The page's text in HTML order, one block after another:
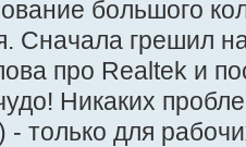
большого
Сначала грешил
про Realtek и
Никаких
- только для